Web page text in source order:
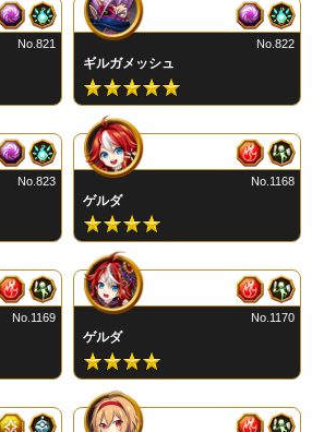
No.821
ギルガメッシュ
No.822
No.823
ゲルダ
No.1168
No.1169
ゲルダ
No.1170